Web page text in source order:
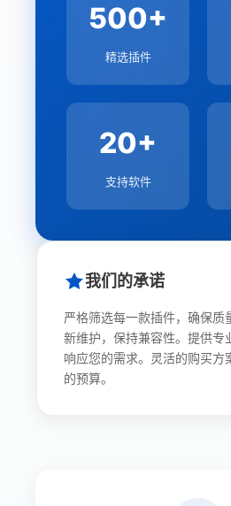
500+
精选插件
20+
支持软件
我们的承诺
严格筛选每一款插件，确保质
新维护，保持兼容性。提供专
响应您的需求。灵活的购买方
的预算。